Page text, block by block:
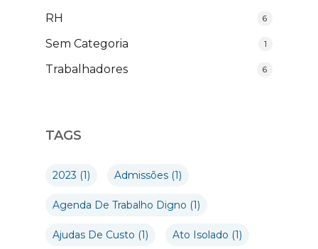
RH 6
Sem Categoria 1
Trabalhadores 6
TAGS
2023 (1) Admissões (1)
Agenda De Trabalho Digno (1)
Ajudas De Custo (1) Ato Isolado (1)